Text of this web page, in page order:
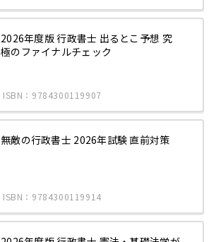
2026年度版 行政書士 出るとこ予想 究
極のファイナルチェック
ISBN：9784300119907
無敵の行政書士 2026年試験 直前対策
ISBN：9784300119914